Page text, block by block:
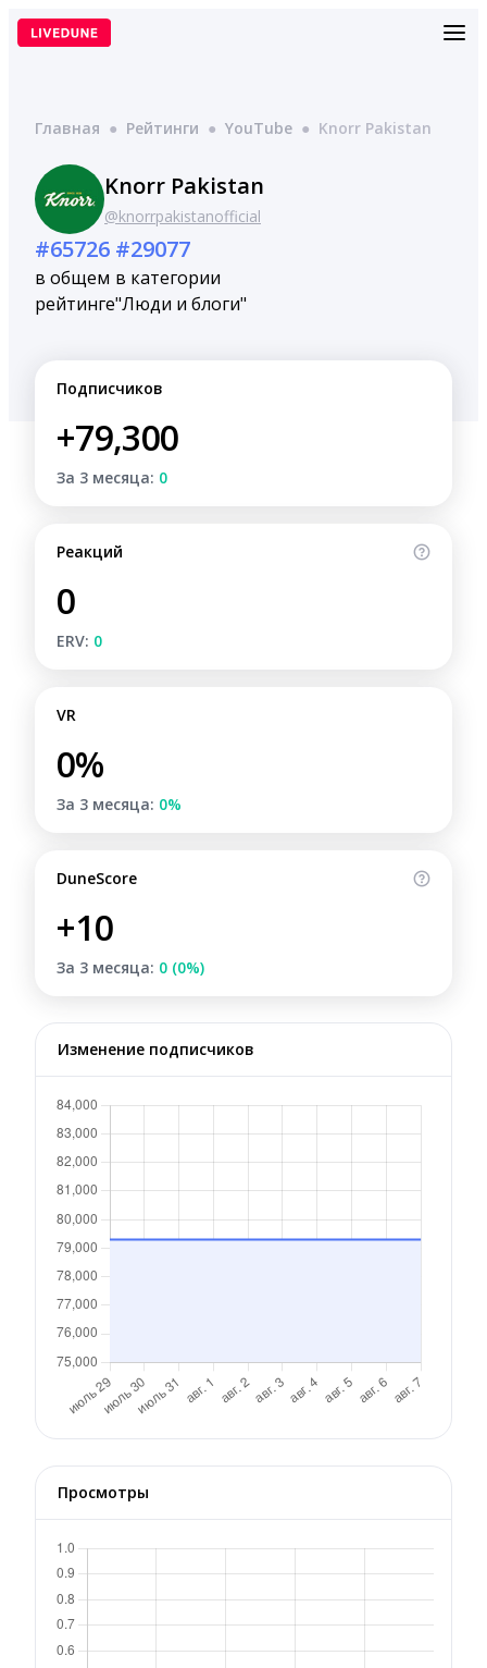
Перейти
Главная ● Рейтинги ● YouTube ● Knorr Pakistan
Knorr Pakistan
@knorrpakistanofficial
#65726
в общем
рейтинге
#29077
в категории
"Люди и блоги"
Подписчиков
+79,300
За 3 месяца: 0
Реакций
0
ERV: 0
VR
0%
За 3 месяца: 0%
DuneScore
+10
За 3 месяца: 0 (0%)
Изменение подписчиков
Просмотры